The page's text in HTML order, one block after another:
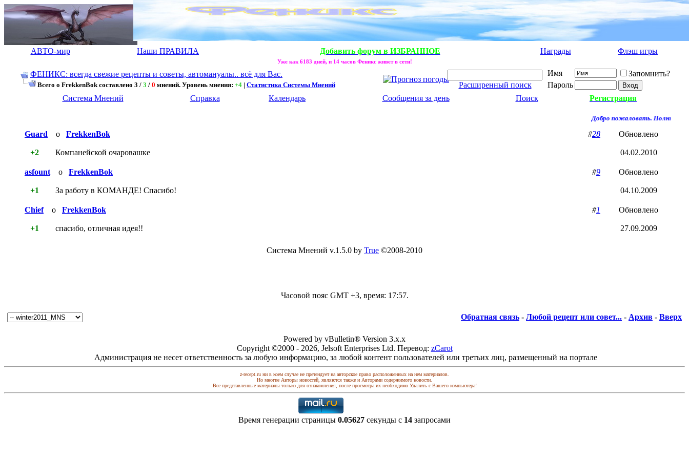
АВТО-мир Наши ПРАВИЛА Добавить форум в ИЗБРАННОЕ Награды Флэш игры
Уже как 6183 дней, и 14 часов Феникс живет в сети!
ФЕНИКС: всегда свежие рецепты и советы, автомануалы.. всё для Вас.
Всего о FrekkenBok составлено 3 / 3 / 0 мнений. Уровень мнения: +4 | Статистика Системы Мнений Расширенный поиск
Имя
Запомнить?
Пароль
Система Мнений
Справка Календарь Сообщения за день Поиск Регистрация
Добро пожаловать. Полный
Guard о FrekkenBok #28 Обновлено
+2 Компанейской очаровашке 04.02.2010
asfount о FrekkenBok #9 Обновлено
+1 За работу в КОМАНДЕ! Спасибо! 04.10.2009
Chief о FrekkenBok #1 Обновлено
+1 спасибо, отличная идея!! 27.09.2009
Система Мнений v.1.5.0 by True ©2008-2010
Часовой пояс GMT +3, время: 17:57.
Обратная связь - Любой рецепт или совет... - Архив - Вверх
Powered by vBulletin® Version 3.x.x
Copyright ©2000 - 2026, Jelsoft Enterprises Ltd. Перевод: zCarot
Администрация не несет ответственность за любую информацию, за любой контент пользователей или третьих лиц, размещенный на портале
z-recept.ru ни в коем случае не претендует на авторское право расположенных на нем материалов.
Но многие Авторы новостей, являются также и Авторами содержимого новости.
Все представленные материалы только для ознакомления, после просмотра их необходимо Удалить с Вашего компьютера!
Время генерации страницы 0.05627 секунды с 14 запросами